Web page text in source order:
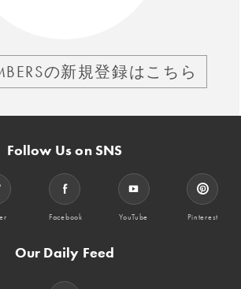
の新規登録はこちら
Follow Us on SNS
Facebook YouTube Pinterest
Our Daily Feed